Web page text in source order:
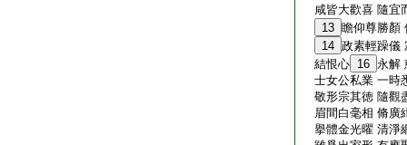
咸皆大歡喜 隨宜
13 瞻仰尊勝顏
14 政素輕躁儀
結恨心 16 永解
士女公私業 一時
敬形宗其徳 隨觀
眉間白毫相 脩廣
擧體金光曜 清淨